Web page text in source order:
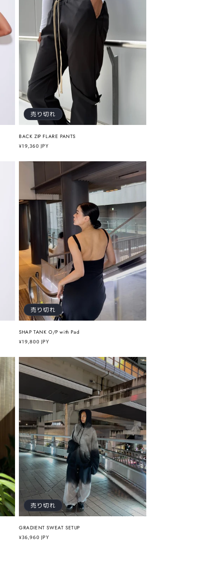
売り切れ
BACK ZIP FLARE PANTS
通
価
¥19,360 JPY
売り切れ
SHAP TANK O/P with Pad
通
価
格
¥19,800 JPY
売り切れ
GRADIENT SWEAT SETUP
通
¥36,960 JPY